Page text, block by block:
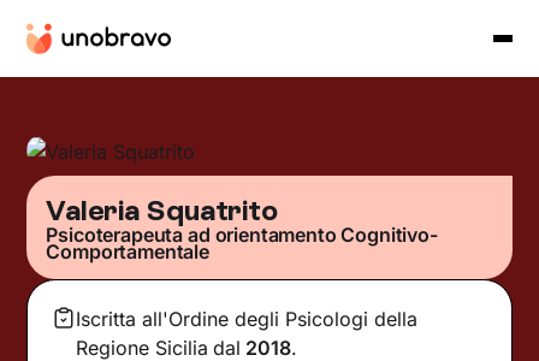
Valeria Squatrito
Psicoterapeuta ad orientamento Cognitivo-
Comportamentale
Iscritta all'Ordine degli Psicologi della
Regione Sicilia dal 2018.